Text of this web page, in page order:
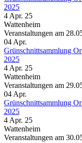
2025
4 Apr. 25
Wattenheim
Veranstaltungen am
04 Apr.
Grünschnittsammlung
2025
4 Apr. 25
Wattenheim
Veranstaltungen am
04 Apr.
Grünschnittsammlung
2025
4 Apr. 25
Wattenheim
Veranstaltungen am